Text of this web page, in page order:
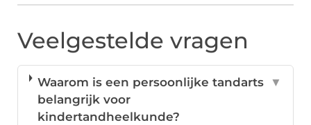
Veelgestelde vragen
Waarom is een persoonlijke tandarts
belangrijk voor
kindertandheelkunde?
▼